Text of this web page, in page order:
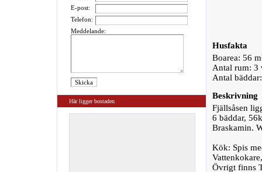
E-post:
Telefon:
Meddelande:
Här ligger bostaden
Husfakta
Boarea: 56
Antal rum: 3
Antal
Beskrivning
Fjällsåsen
6 bäddar,
Braskamin.
Kök: Spis
Övrigt finns